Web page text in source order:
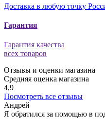
Доставка в любую точку
Гарантия
Гарантия качества
всех товаров
Отзывы и оценки магазина
Средняя оценка магазина
4,9
Посмотреть все отзывы
Андрей
Я обратился за помощью в